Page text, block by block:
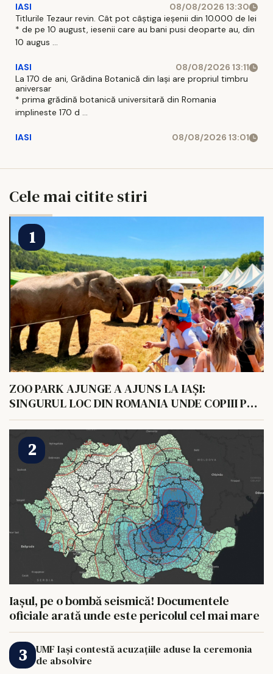
IASI
08/08/2026 13:30
Titlurile Tezaur revin. Cât pot câștiga ieșenii din 10.000 de lei
* de pe 10 august, iesenii care au bani pusi deoparte au, din
10 augus ...
IASI
08/08/2026 13:11
La 170 de ani, Grădina Botanică din Iași are propriul timbru
aniversar
* prima grădină botanică universitară din Romania
implineste 170 d ...
IASI 08/08/2026 13:01
Cele mai citite stiri
ZOO PARK AJUNGE A AJUNS LA IAȘI:
SINGURUL LOC DIN ROMANIA UNDE COPIII POT
HRANI UN ELEFANT
Iașul, pe o bombă seismică! Documentele
oficiale arată unde este pericolul cel mai mare
UMF Iași contestă acuzațiile aduse la ceremonia
de absolvire